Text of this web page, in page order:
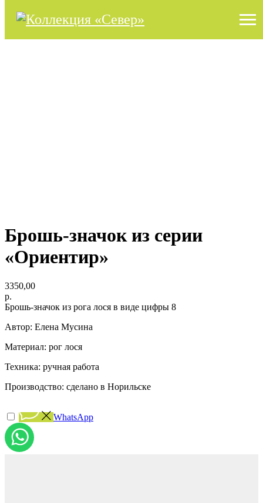
Брошь-значок из серии
«Ориентир»
3350,00
р.
Брошь-значок из рога лося в виде цифры 8
Автор: Елена Мусина
Материал: рог лося
Техника: ручная работа
Производство: сделано в Норильске
WhatsApp